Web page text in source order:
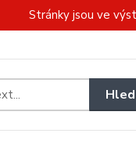
Stránky jsou ve